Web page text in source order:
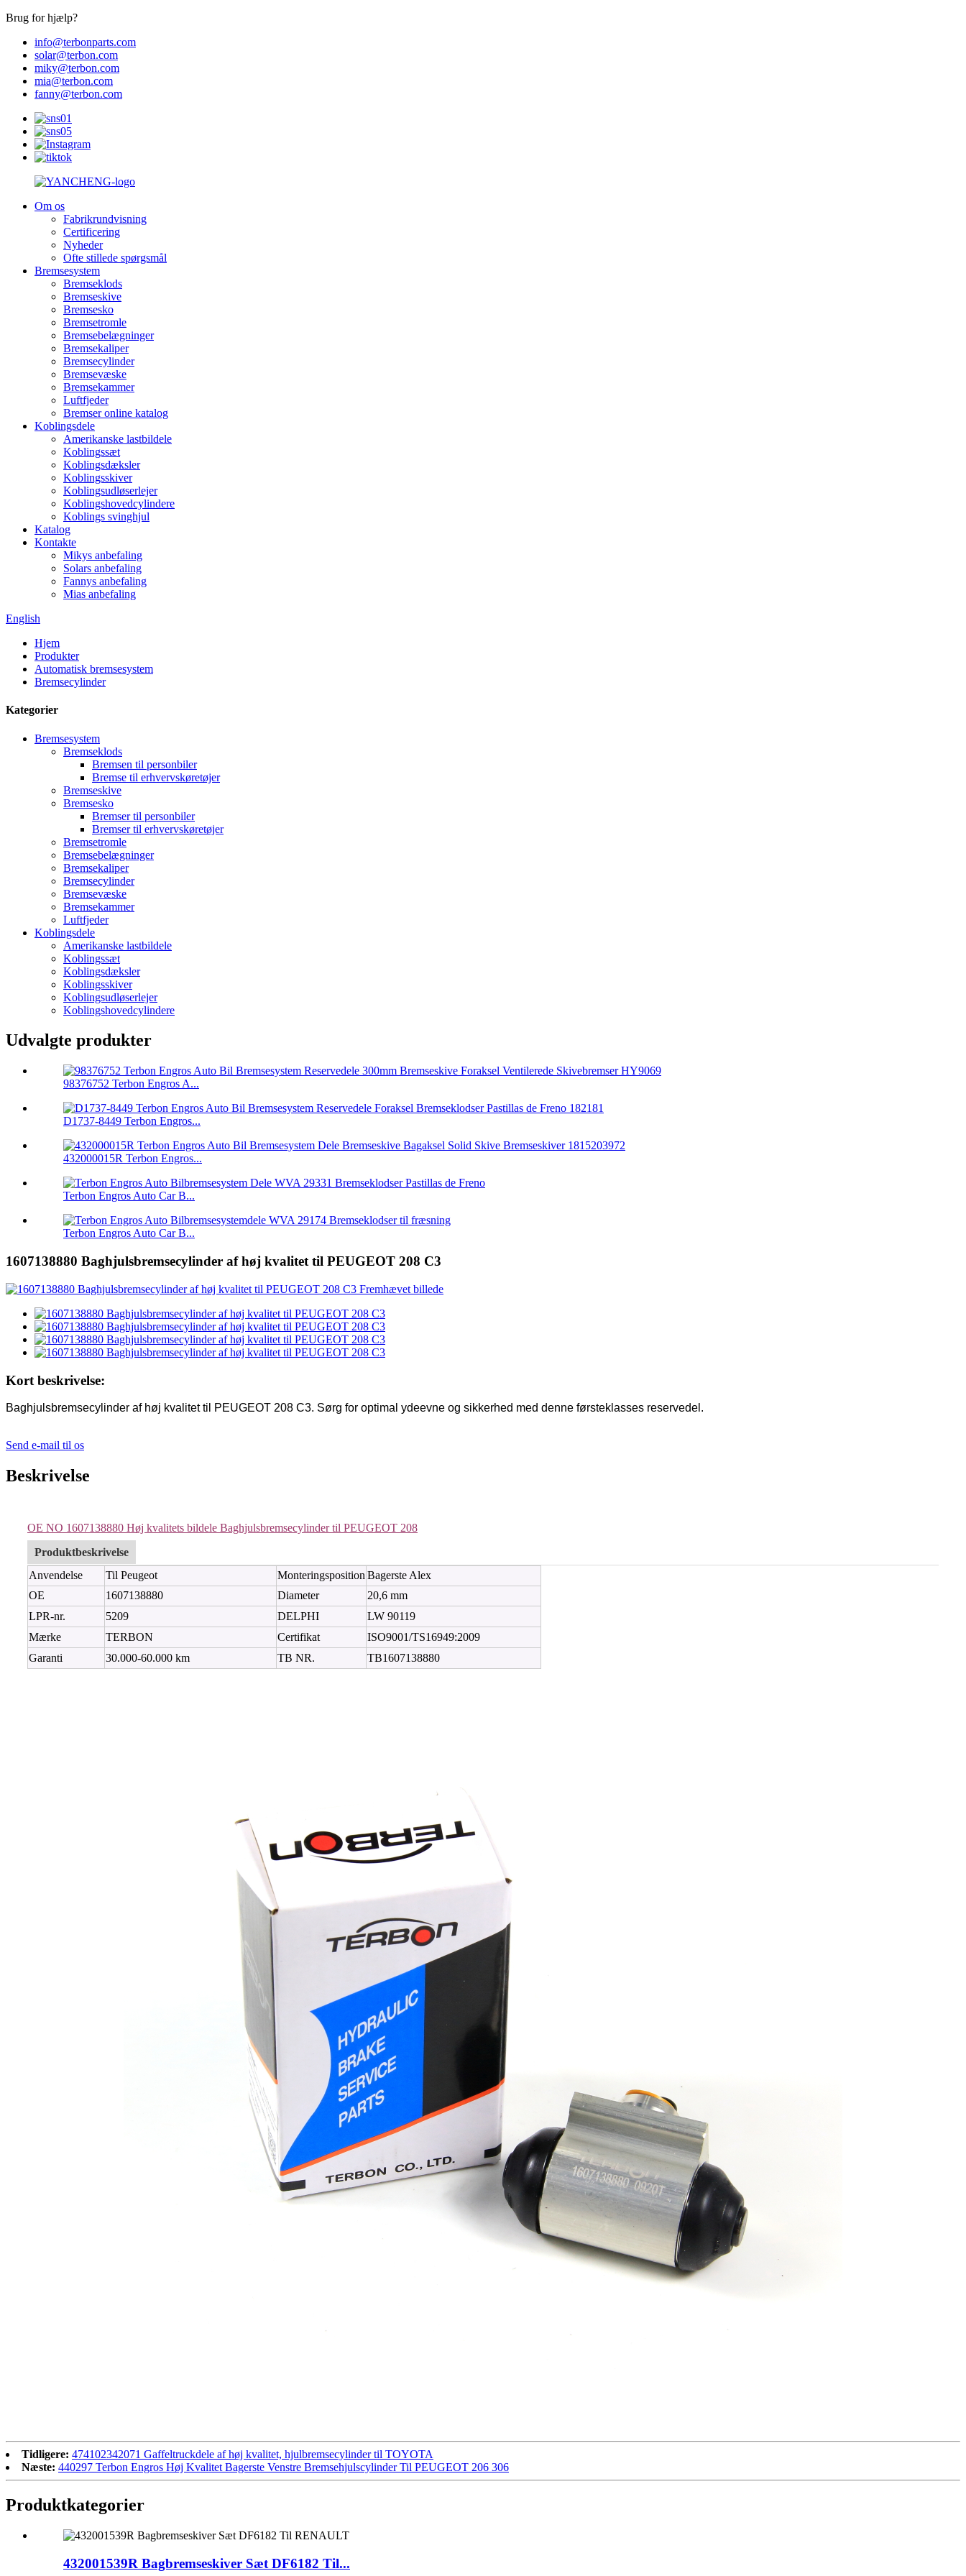
Brug for hjælp?
info@terbonparts.com
solar@terbon.com
miky@terbon.com
mia@terbon.com
fanny@terbon.com
Om os
Fabrikrundvisning
Certificering
Nyheder
Ofte stillede spørgsmål
Bremsesystem
Bremseklods
Bremseskive
Bremsesko
Bremsetromle
Bremsebelægninger
Bremsekaliper
Bremsecylinder
Bremsevæske
Bremsekammer
Luftfjeder
Bremser online katalog
Koblingsdele
Amerikanske lastbildele
Koblingssæt
Koblingsdæksler
Koblingsskiver
Koblingsudløserlejer
Koblingshovedcylindere
Koblings svinghjul
Katalog
Kontakte
Mikys anbefaling
Solars anbefaling
Fannys anbefaling
Mias anbefaling
English
Hjem
Produkter
Automatisk bremsesystem
Bremsecylinder
Kategorier
Bremsesystem
Bremseklods
Bremsen til personbiler
Bremse til erhvervskøretøjer
Bremseskive
Bremsesko
Bremser til personbiler
Bremser til erhvervskøretøjer
Bremsetromle
Bremsebelægninger
Bremsekaliper
Bremsecylinder
Bremsevæske
Bremsekammer
Luftfjeder
Koblingsdele
Amerikanske lastbildele
Koblingssæt
Koblingsdæksler
Koblingsskiver
Koblingsudløserlejer
Koblingshovedcylindere
Udvalgte produkter
98376752 Terbon Engros A...
D1737-8449 Terbon Engros...
432000015R Terbon Engros...
Terbon Engros Auto Car B...
Terbon Engros Auto Car B...
1607138880 Baghjulsbremsecylinder af høj kvalitet til PEUGEOT 208 C3
Kort beskrivelse:
Baghjulsbremsecylinder af høj kvalitet til PEUGEOT 208 C3. Sørg for optimal ydeevne og sikkerhed med denne førsteklasses reservedel.
Send e-mail til os
Beskrivelse
OE NO 1607138880 Høj kvalitets bildele Baghjulsbremsecylinder til PEUGEOT 208
Produktbeskrivelse
Anvendelse
Til Peugeot Monteringsposition Bagerste Alex
OE
1607138880 Diameter
20,6 mm
LPR-nr.
5209 DELPHI
LW 90119
Mærke
TERBON Certifikat
ISO9001/TS16949:2009
Garanti
30.000-60.000 km TB NR. TB1607138880
Tidligere: 474102342071 Gaffeltruckdele af høj kvalitet, hjulbremsecylinder til TOYOTA
Næste: 440297 Terbon Engros Høj Kvalitet Bagerste Venstre Bremsehjulscylinder Til PEUGEOT 206 306
Produktkategorier
432001539R Bagbremseskiver Sæt DF6182 Til...